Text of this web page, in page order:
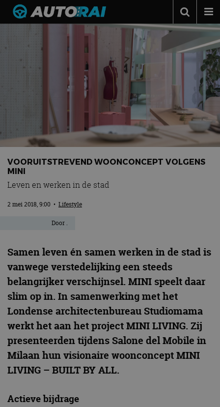
Autonieuws
Podcast
Autotests
Adverteren
MotorRAI.nl
VOORUITSTREVEND WOONCONCEPT VOLGENS
MINI
Leven en werken in de stad
2 mei 2018, 9:00 • Lifestyle
Door .
Samen leven én samen werken in de stad is
vanwege verstedelijking een steeds
belangrijker verschijnsel. MINI speelt daar
slim op in. In samenwerking met het
Londense architectenbureau Studiomama
werkt het aan het project MINI LIVING. Zij
presenteerden tijdens Salone del Mobile in
Milaan hun visionaire woonconcept MINI
LIVING – BUILT BY ALL.
Actieve bijdrage